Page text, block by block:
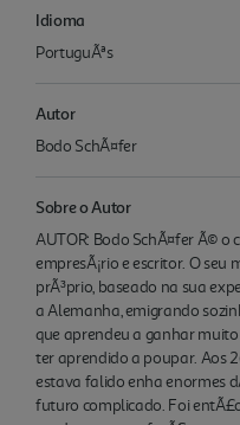
Idioma
PortuguÃªs
Autor
Bodo SchÃ¤fer
Sobre o Autor
AUTOR: Bodo SchÃ¤fer Ã© o
empresÃ¡rio e escritor. O
prÃ³prio, baseado na sua
a Alemanha, emigrando
que aprendeu a ganhar
ter aprendido a poupar. Aos
estava falido enha enormes
futuro complicado. Foi